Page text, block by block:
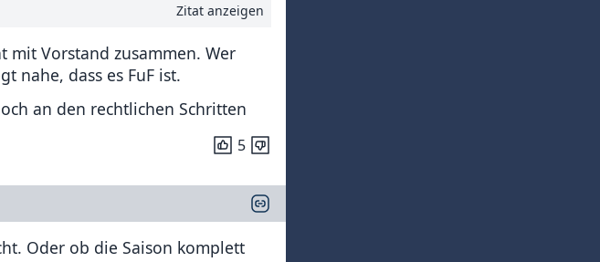
Zitat anzeigen
Vorstand zusammen. Wer
nahe, dass es FuF ist.
an den rechtlichen Schritten
5
Oder ob die Saison komplett